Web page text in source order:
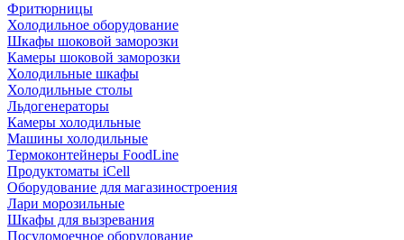
Фритюрницы
Холодильное оборудование
Шкафы шоковой заморозки
Камеры шоковой заморозки
Холодильные шкафы
Холодильные столы
Льдогенераторы
Камеры холодильные
Машины холодильные
Термоконтейнеры FoodLine
Продуктоматы iCell
Оборудование для магазиностроения
Лари морозильные
Шкафы для вызревания
Посудомоечное оборудование